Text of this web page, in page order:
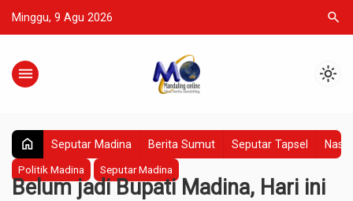
Minggu, 9 Agu 2026 search
menu light_mode
home Seputar Madina Berita Sumut Seputar Tapsel
Politik Madina
Seputar Madina
Belum jadi Bupati Madina, Hari ini